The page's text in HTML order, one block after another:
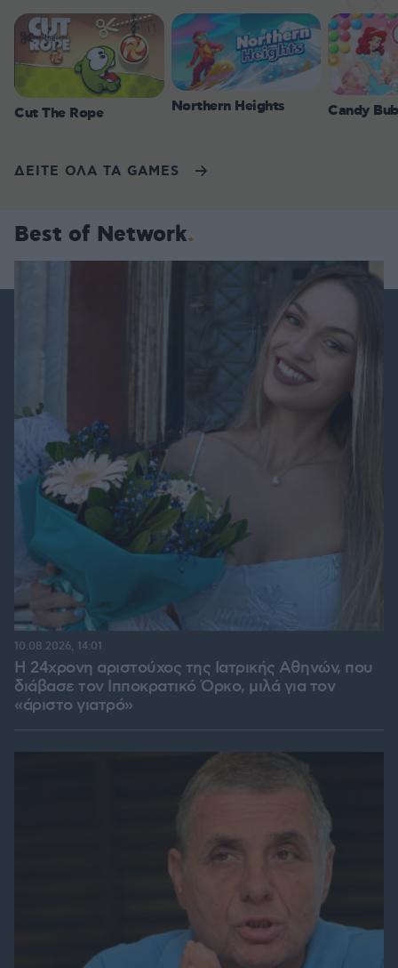
Cut The Rope Northern Heights Candy
ΔΕΙΤΕ ΟΛΑ ΤΑ GAMES
Best of Network
Η 24χρονη αριστούχος της Ιατρικής Αθηνών, που
διάβασε τον Ιπποκρατικό Όρκο, μιλά για τον
«άριστο γιατρό»
10.08.2026, 14:01